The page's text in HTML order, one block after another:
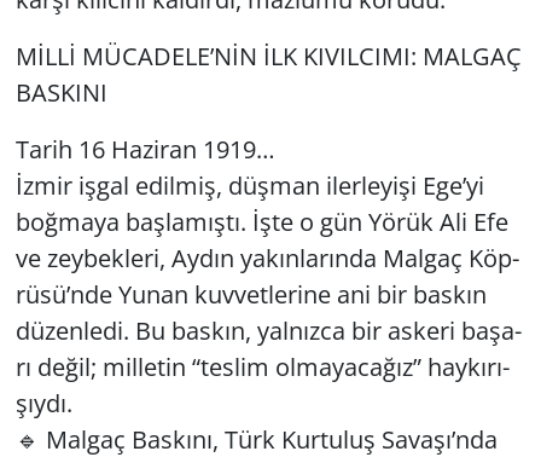
MİLLİ MÜ­CA­DE­LE’NİN İLK KI­VIL­CI­MI: MAL­GAÇ
BAS­KI­NI
Tarih 16 Ha­zi­ran 1919…
İzmir işgal edil­miş, düş­man iler­le­yi­şi Ege’yi
boğ­ma­ya baş­la­mış­tı. İşte o gün Yörük Ali Efe
ve zey­bek­le­ri, Aydın ya­kın­la­rın­da Mal­gaç Köp­
rü­sü’nde Yunan kuv­vet­le­ri­ne ani bir bas­kın
dü­zen­le­di. Bu bas­kın, yal­nız­ca bir as­ke­ri ba­şa­
rı değil; mil­le­tin “tes­lim ol­ma­ya­ca­ğız” hay­kı­rı­
şıy­dı.
🔹 Mal­gaç Bas­kı­nı, Türk Kur­tu­luş Sa­va­şı’nda
Yerel